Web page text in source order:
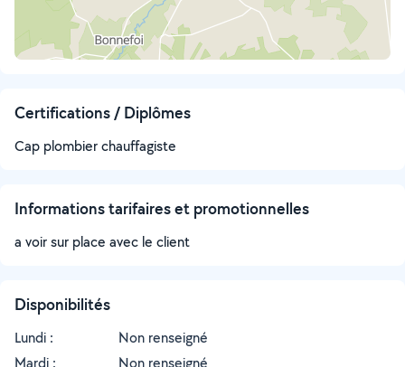
Certifications / Diplômes
Cap plombier chauffagiste
Informations tarifaires et promotionnelles
a voir sur place avec le client
Disponibilités
Lundi :
Non renseigné
Mardi :
Non renseigné